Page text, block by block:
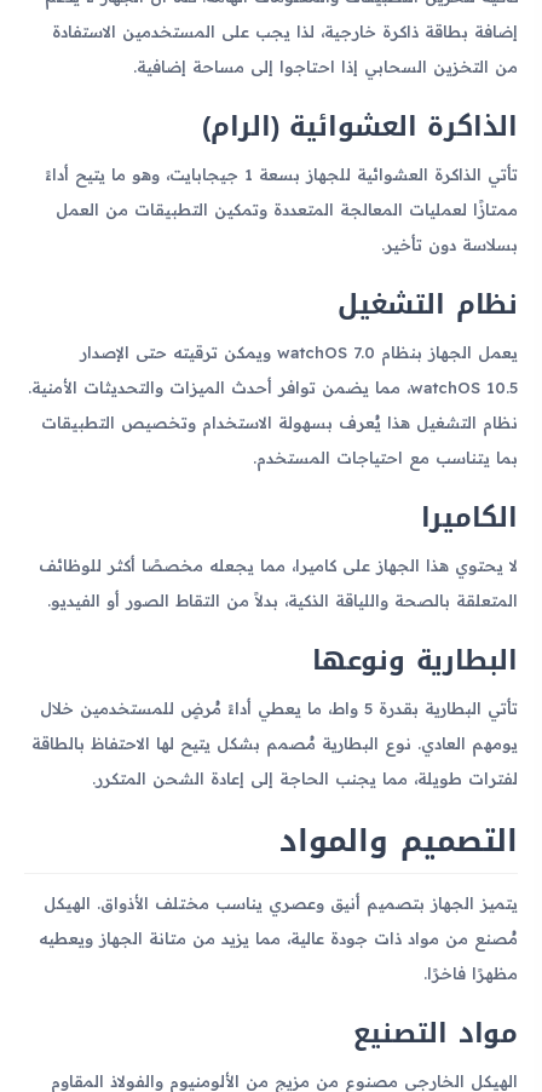
إضافة بطاقة ذاكرة خارجية، لذا يجب على المستخدمين الاستفادة
من التخزين السحابي إذا احتاجوا إلى مساحة إضافية.
الذاكرة العشوائية (الرام)
تأتي الذاكرة العشوائية للجهاز بسعة 1 جيجابايت، وهو ما يتيح أداءً
ممتازًا لعمليات المعالجة المتعددة وتمكين التطبيقات من العمل
بسلاسة دون تأخير.
نظام التشغيل
يعمل الجهاز بنظام watchOS 7.0 ويمكن ترقيته حتى الإصدار
watchOS 10.5، مما يضمن توافر أحدث الميزات والتحديثات الأمنية.
نظام التشغيل هذا يُعرف بسهولة الاستخدام وتخصيص التطبيقات
بما يتناسب مع احتياجات المستخدم.
الكاميرا
لا يحتوي هذا الجهاز على كاميرا، مما يجعله مخصصًا أكثر للوظائف
المتعلقة بالصحة واللياقة الذكية، بدلاً من التقاط الصور أو الفيديو.
البطارية ونوعها
تأتي البطارية بقدرة 5 واط، ما يعطي أداءً مُرضٍ للمستخدمين خلال
يومهم العادي. نوع البطارية مُصمم بشكل يتيح لها الاحتفاظ بالطاقة
لفترات طويلة، مما يجنب الحاجة إلى إعادة الشحن المتكرر.
التصميم والمواد
يتميز الجهاز بتصميم أنيق وعصري يناسب مختلف الأذواق. الهيكل
مُصنع من مواد ذات جودة عالية، مما يزيد من متانة الجهاز ويعطيه
مظهرًا فاخرًا.
مواد التصنيع
الهيكل الخارجي مصنوع من مزيج من الألومنيوم والفولاذ المقاوم